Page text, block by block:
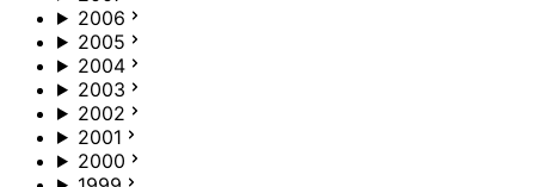
2006
2005
2004
2003
2002
2001
2000